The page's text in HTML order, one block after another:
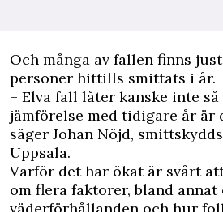
Och många av fallen finns
personer hittills smittats i år.
– Elva fall låter kanske inte
jämförelse med tidigare år är
säger Johan Nöjd,
Uppsala.
Varför det har ökat är svårt
om flera faktorer, bland annat